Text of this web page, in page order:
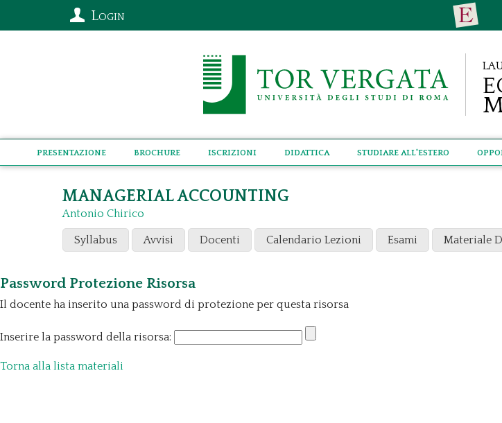
Login
Presentazione Brochure Iscrizioni Didattica Studiare all'estero
MANAGERIAL ACCOUNTING
Antonio Chirico
Syllabus Avvisi Docenti Calendario Lezioni Esami Materiale
Password Protezione Risorsa
Il docente ha inserito una password di protezione per questa risorsa
Inserire la password della risorsa:
Torna alla lista materiali